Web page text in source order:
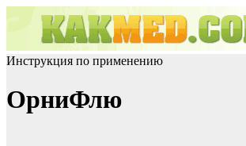
Инструкция по применению
ОрниФлю